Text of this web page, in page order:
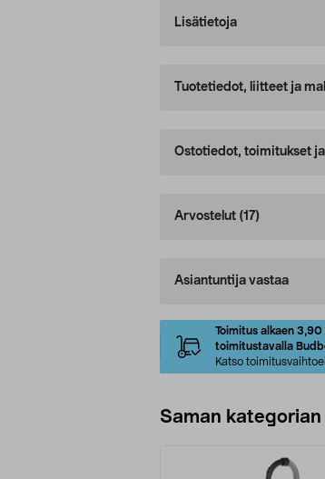
Lisätietoja
Tuotetiedot, liitteet ja
Ostotiedot, toimitukset
Arvostelut (17)
Asiantuntija vastaa
Toimitus alkaen
toimitustavalla
Katso
Saman